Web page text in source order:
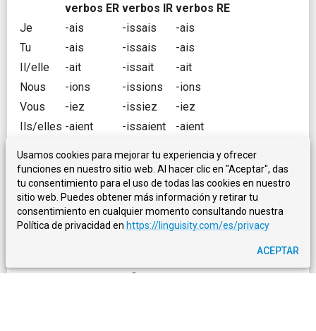
verbos ER verbos IR verbos RE
Je
-ais -issais
-ais
Tu
-ais -issais
-ais
Il/elle
-ait -issait
-ait
Nous
-ions -issions
-ions
Vous
-iez -issiez
-iez
Ils/elles -aient -issaient -aient
Ejemplo:
aimer
(amar)
finir
(terminar)
attendre
(esperar)
finissait
Usamos cookies para mejorar tu experiencia y ofrecer
funciones en nuestro sitio web. Al hacer clic en "Aceptar", das
tu consentimiento para el uso de todas las cookies en nuestro
sitio web. Puedes obtener más información y retirar tu
consentimiento en cualquier momento consultando nuestra
Política de privacidad en https://linguisity.com/es/privacy
ACEPTAR